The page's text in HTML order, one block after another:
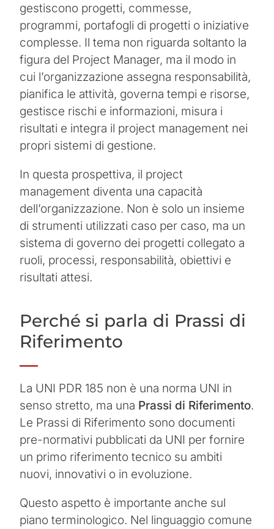
gestiscono progetti, commesse,
programmi, portafogli di progetti o iniziative
complesse. Il tema non riguarda soltanto la
figura del Project Manager, ma il modo in
cui l’organizzazione assegna responsabilità,
pianifica le attività, governa tempi e risorse,
gestisce rischi e informazioni, misura i
risultati e integra il project management nei
propri sistemi di gestione.
In questa prospettiva, il project
management diventa una capacità
dell’organizzazione. Non è solo un insieme
di strumenti utilizzati caso per caso, ma un
sistema di governo dei progetti collegato a
ruoli, processi, responsabilità, obiettivi e
risultati attesi.
Perché si parla di Prassi di
Riferimento
La UNI PDR 185 non è una norma UNI in
senso stretto, ma una Prassi di Riferimento.
Le Prassi di Riferimento sono documenti
pre-normativi pubblicati da UNI per fornire
un primo riferimento tecnico su ambiti
nuovi, innovativi o in evoluzione.
Questo aspetto è importante anche sul
piano terminologico. Nel linguaggio comune